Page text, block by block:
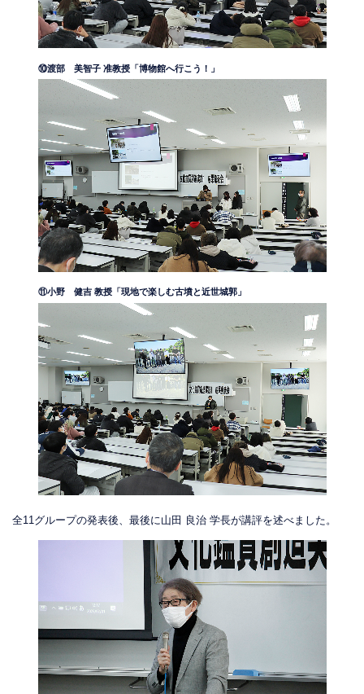
⑩渡部 美智子 准教授「博物館へ行こう！」
⑪小野 健吉 教授「現地で楽しむ古墳と近世城郭」
全11グループの発表後、最後に山田 良治 学長が講評を述べました。